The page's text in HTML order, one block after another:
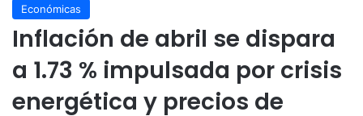
Económicas
Inflación de abril se dispara
a 1.73 % impulsada por crisis
energética y precios de